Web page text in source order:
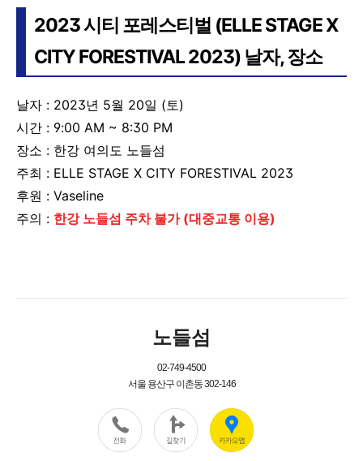
2023 시티 포레스티벌 (ELLE STAGE X
CITY FORESTIVAL 2023) 날자, 장소
날자 : 2023년 5월 20일 (토)
시간 : 9:00 AM ~ 8:30 PM
장소 : 한강 여의도 노들섬
주최 : ELLE STAGE X CITY FORESTIVAL 2023
후원 : Vaseline
주의 : 한강 노들섬 주차 불가 (대중교통 이용)